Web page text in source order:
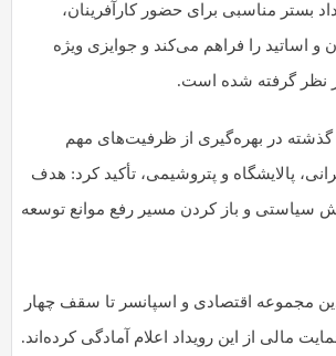
بستر مناسبی برای حضور کارآفرینان،
و اساتید را فراهم می‌کند و جوایزی ویژه
نظر گرفته شده است.
گذشته در بهره‌گیری از ظرفیت‌های مهم
پالایشگاه و پتروشیمی، تأکید کرد: هدف
سیاستی و باز کردن مسیر رفع موانع توسعه
مجموعه اقتصادی و اسپانسر تا سقف چهار
مالی از این رویداد اعلام آمادگی کرده‌اند.